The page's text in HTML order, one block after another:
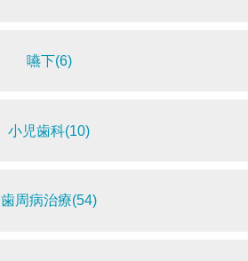
嚥下(6)
小児歯科(10)
歯周病治療(54)